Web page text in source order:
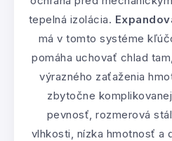
tepelná izolácia.
má v tomto systéme
pomáha uchovať chlad
výrazného zaťaženia
zbytočne
pevnosť, rozmerová
vlhkosti, nízka hmotnosť a